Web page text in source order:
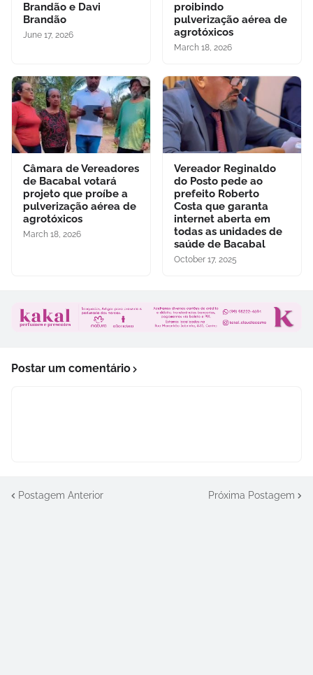
Brandão e Davi
Brandão
June 17, 2026
proibindo
pulverização aérea de
agrotóxicos
March 18, 2026
Câmara de Vereadores
de Bacabal votará
projeto que proíbe a
pulverização aérea de
agrotóxicos
March 18, 2026
Vereador Reginaldo
do Posto pede ao
prefeito Roberto
Costa que garanta
internet aberta em
todas as unidades de
saúde de Bacabal
October 17, 2025
Postar um comentário
Postagem Anterior Próxima Postagem